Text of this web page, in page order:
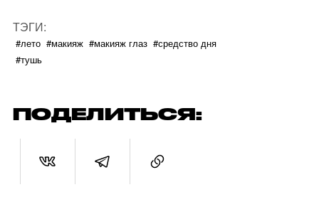
ТЭГИ:
#лето #макияж #макияж глаз #средство дня
#тушь
ПОДЕЛИТЬСЯ: